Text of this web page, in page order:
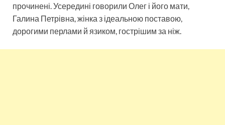
прочинені. Усередині говорили Олег і його мати,
Галина Петрівна, жінка з ідеальною поставою,
дорогими перлами й язиком, гострішим за ніж.